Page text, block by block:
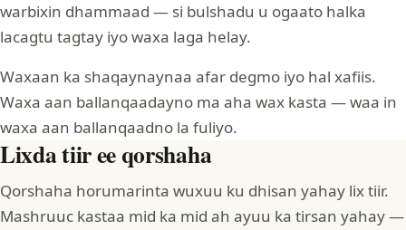
warbixin dhammaad — si bulshadu u ogaato halka
lacagtu tagtay iyo waxa laga helay.
Waxaan ka shaqaynaynaa afar degmo iyo hal xafiis.
Waxa aan ballanqaadayno ma aha wax kasta — waa in
waxa aan ballanqaadno la fuliyo.
Lixda tiir ee qorshaha
Qorshaha horumarinta wuxuu ku dhisan yahay lix tiir.
Mashruuc kastaa mid ka mid ah ayuu ka tirsan yahay —